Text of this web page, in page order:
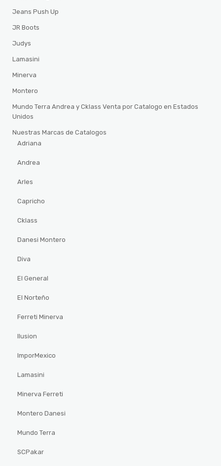
Jeans Push Up
JR Boots
Judys
Lamasini
Minerva
Montero
Mundo Terra Andrea y Cklass Venta por Catalogo en Estados
Unidos
Nuestras Marcas de Catalogos
Adriana
Andrea
Arles
Capricho
Cklass
Danesi Montero
Diva
El General
El Norteño
Ferreti Minerva
Ilusion
ImporMexico
Lamasini
Minerva Ferreti
Montero Danesi
Mundo Terra
SCPakar